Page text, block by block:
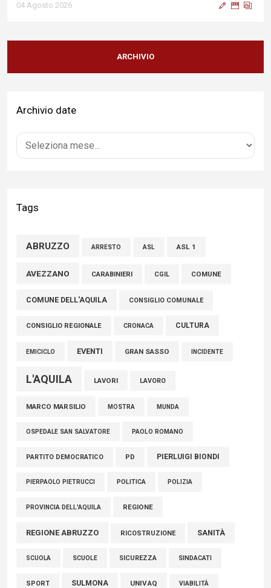
04 Agosto 2026
Sigismondi, Liris e Testa: “Profondo cordoglio e vicinanza al
Ministro Roccella e alla sua famiglia”
Terminal bus "Lorenzo Natali": modifiche temporanee alla
04 Agosto 2026
della comunità»
Marcinelle, Verrecchia (FdI): "Un minuto di raccoglimento in
connazionali tra cui molti abruzzesi"
06 Agosto 2026
ARCHIVIO
Archivio date
Tags
ABRUZZO ARRESTO ASL ASL 1
AVEZZANO CARABINIERI CGIL COMUNE
COMUNE DELL'AQUILA CONSIGLIO COMUNALE
CONSIGLIO REGIONALE CRONACA CULTURA
EMICICLO EVENTI GRAN SASSO INCIDENTE
L'AQUILA LAVORI LAVORO
MARCO MARSILIO MOSTRA MUNDA
OSPEDALE SAN SALVATORE PAOLO ROMANO
PARTITO DEMOCRATICO PD PIERLUIGI BIONDI
PIERPAOLO PIETRUCCI POLITICA POLIZIA
PROVINCIA DELL'AQUILA REGIONE
REGIONE ABRUZZO RICOSTRUZIONE SANITÀ
SCUOLA SCUOLE SICUREZZA SINDACATI
SPORT SULMONA UNIVAQ VIABILITÀ